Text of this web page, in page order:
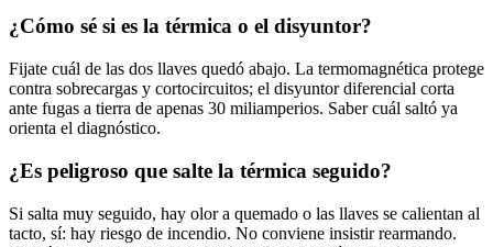
¿Cómo sé si es la térmica o el disyuntor?
Fijate cuál de las dos llaves quedó abajo. La termomagnética protege
contra sobrecargas y cortocircuitos; el disyuntor diferencial corta
ante fugas a tierra de apenas 30 miliamperios. Saber cuál saltó ya
orienta el diagnóstico.
¿Es peligroso que salte la térmica seguido?
Si salta muy seguido, hay olor a quemado o las llaves se calientan al
tacto, sí: hay riesgo de incendio. No conviene insistir rearmando.